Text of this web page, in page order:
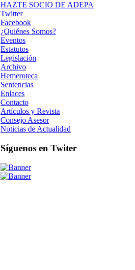
HAZTE SOCIO DE ADEPA
Twitter
Facebook
¿Quiénes Somos?
Eventos
Estatutos
Legislación
Archivo
Hemeroteca
Sentencias
Enlaces
Contacto
Artículos y Revista
Consejo Asesor
Noticias de Actualidad
Síguenos en Twiter